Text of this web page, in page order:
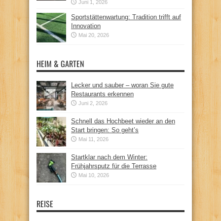
Juni 1, 2026
Sportstättenwartung: Tradition trifft auf
Innovation
Mai 20, 2026
HEIM & GARTEN
Lecker und sauber – woran Sie gute
Restaurants erkennen
Juni 2, 2026
Schnell das Hochbeet wieder an den
Start bringen: So geht’s
Mai 11, 2026
Startklar nach dem Winter:
Frühjahrsputz für die Terrasse
Mai 10, 2026
REISE